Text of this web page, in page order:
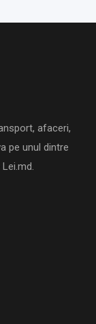
afaceri,
pe unul dintre